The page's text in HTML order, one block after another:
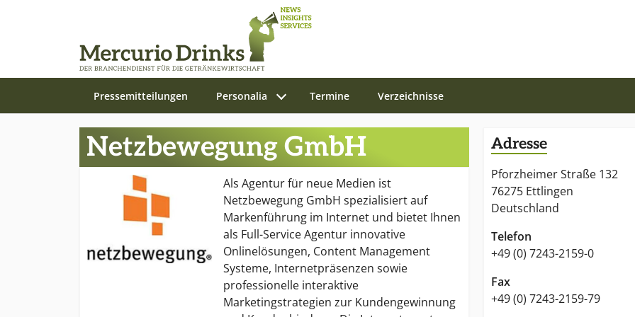
Pressemitteilungen Personalia Termine Verzeichnisse
Netzbewegung GmbH
Als Agentur für neue Medien ist
Netzbewegung GmbH spezialisiert auf
Markenführung im Internet und bietet Ihnen
als Full-Service Agentur innovative
Onlinelösungen, Content Management
Systeme, Internetpräsenzen sowie
professionelle interaktive
Marketingstrategien zur Kundengewinnung
Adresse
Pforzheimer Straße 132
76275 Ettlingen
Deutschland
Telefon
+49 (0) 7243-2159-0
Fax
+49 (0) 7243-2159-79